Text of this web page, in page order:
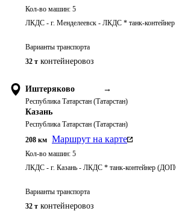
Кол-во машин: 5
ЛКДС - г. Менделеевск - ЛКДС * танк-
Варианты транспорта
32 т контейнеровоз
Иштеряково →
Республика Татарстан (Татарстан)
Казань
Республика Татарстан (Татарстан)
208 км Маршрут на карте
Кол-во машин: 5
ЛКДС - г. Казань - ЛКДС * танк-контейнер
Варианты транспорта
32 т контейнеровоз